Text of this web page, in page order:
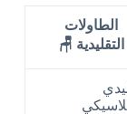
الطاولات
التقليدية 🪑